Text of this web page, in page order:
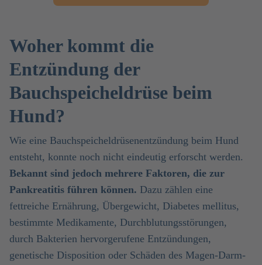
Woher kommt die
Entzündung der
Bauchspeicheldrüse beim
Hund?
Wie eine Bauchspeicheldrüsenentzündung beim Hund
entsteht, konnte noch nicht eindeutig erforscht werden.
Bekannt sind jedoch mehrere Faktoren, die zur
Pankreatitis führen können. Dazu zählen eine
fettreiche Ernährung, Übergewicht, Diabetes mellitus,
bestimmte Medikamente, Durchblutungsstörungen,
durch Bakterien hervorgerufene Entzündungen,
genetische Disposition oder Schäden des Magen-Darm-